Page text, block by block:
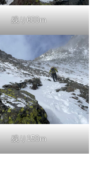
残り600ｍ
残り150ｍ